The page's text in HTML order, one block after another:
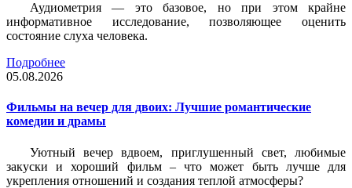
Аудиометрия — это базовое, но при этом крайне
информативное исследование, позволяющее оценить
состояние слуха человека.
Подробнее
05.08.2026
Фильмы на вечер для двоих: Лучшие романтические
комедии и драмы
Уютный вечер вдвоем, приглушенный свет, любимые
закуски и хороший фильм – что может быть лучше для
укрепления отношений и создания теплой атмосферы?